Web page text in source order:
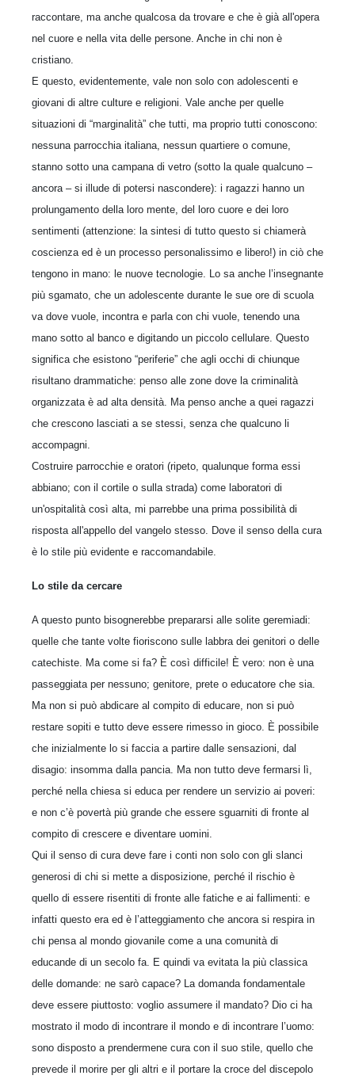
raccontare, ma anche qualcosa da trovare e che è già all'opera
nel cuore e nella vita delle persone. Anche in chi non è
cristiano.
E questo, evidentemente, vale non solo con adolescenti e
giovani di altre culture e religioni. Vale anche per quelle
situazioni di “marginalità” che tutti, ma proprio tutti conoscono:
nessuna parrocchia italiana, nessun quartiere o comune,
stanno sotto una campana di vetro (sotto la quale qualcuno –
ancora – si illude di potersi nascondere): i ragazzi hanno un
prolungamento della loro mente, del loro cuore e dei loro
sentimenti (attenzione: la sintesi di tutto questo si chiamerà
coscienza ed è un processo personalissimo e libero!) in ciò che
tengono in mano: le nuove tecnologie. Lo sa anche l’insegnante
più sgamato, che un adolescente durante le sue ore di scuola
va dove vuole, incontra e parla con chi vuole, tenendo una
mano sotto al banco e digitando un piccolo cellulare. Questo
significa che esistono “periferie” che agli occhi di chiunque
risultano drammatiche: penso alle zone dove la criminalità
organizzata è ad alta densità. Ma penso anche a quei ragazzi
che crescono lasciati a se stessi, senza che qualcuno li
accompagni.
Costruire parrocchie e oratori (ripeto, qualunque forma essi
abbiano; con il cortile o sulla strada) come laboratori di
un'ospitalità così alta, mi parrebbe una prima possibilità di
risposta all'appello del vangelo stesso. Dove il senso della cura
è lo stile più evidente e raccomandabile.
Lo stile da cercare
A questo punto bisognerebbe prepararsi alle solite geremiadi:
quelle che tante volte fioriscono sulle labbra dei genitori o delle
catechiste. Ma come si fa? È così difficile! È vero: non è una
passeggiata per nessuno; genitore, prete o educatore che sia.
Ma non si può abdicare al compito di educare, non si può
restare sopiti e tutto deve essere rimesso in gioco. È possibile
che inizialmente lo si faccia a partire dalle sensazioni, dal
disagio: insomma dalla pancia. Ma non tutto deve fermarsi lì,
perché nella chiesa si educa per rendere un servizio ai poveri:
e non c’è povertà più grande che essere sguarniti di fronte al
compito di crescere e diventare uomini.
Qui il senso di cura deve fare i conti non solo con gli slanci
generosi di chi si mette a disposizione, perché il rischio è
quello di essere risentiti di fronte alle fatiche e ai fallimenti: e
infatti questo era ed è l’atteggiamento che ancora si respira in
chi pensa al mondo giovanile come a una comunità di
educande di un secolo fa. E quindi va evitata la più classica
delle domande: ne sarò capace? La domanda fondamentale
deve essere piuttosto: voglio assumere il mandato? Dio ci ha
mostrato il modo di incontrare il mondo e di incontrare l’uomo:
sono disposto a prendermene cura con il suo stile, quello che
prevede il morire per gli altri e il portare la croce del discepolo